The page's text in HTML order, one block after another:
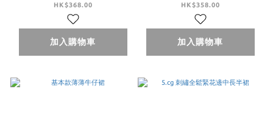
HK$368.00
加入購物車
HK$358.00
加入購物車